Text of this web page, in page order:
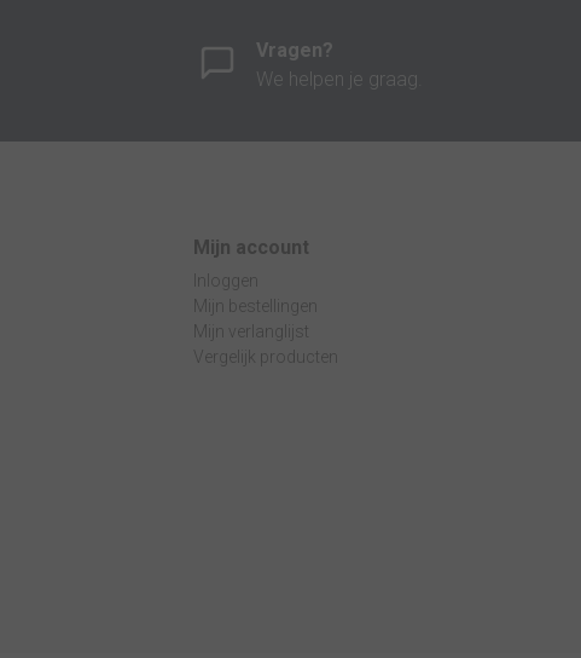
Vragen?
We helpen je graag.
Mijn account
Inloggen
Mijn bestellingen
Mijn verlanglijst
Vergelijk producten